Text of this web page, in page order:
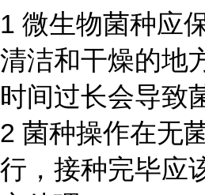
1 微生物菌种应
清洁和干燥的地
时间过长会导致
2 菌种操作在无
行，接种完毕应